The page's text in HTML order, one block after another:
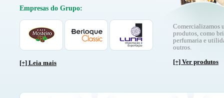
Empresas do Grupo:
[+] Leia mais
Comercializamos
produtos, como
perfumaria e
outros.
[+] Ver produtos